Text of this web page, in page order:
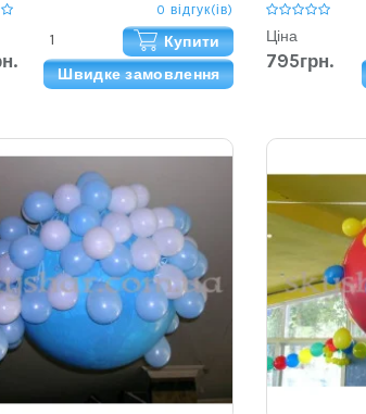
0 відгук(ів)
Купити
Швидке замовлення
Ціна
795грн.